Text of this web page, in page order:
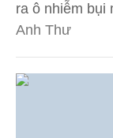
ra ô nhiễm bụi
Anh Thư